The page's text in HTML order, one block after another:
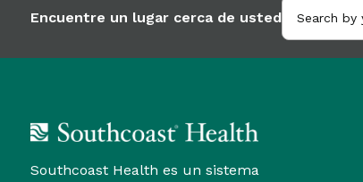
Encuentre un lugar cerca de usted
Southcoast Health es un sistema